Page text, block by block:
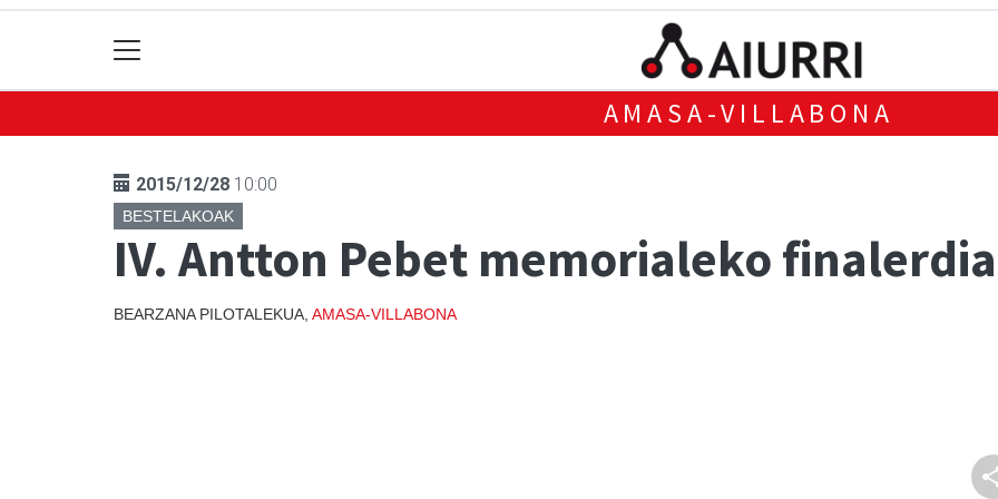
AMASA-VILLABONA
2015/12/28 10:00
BESTELAKOAK
IV. Antton Pebet memorialeko
BEARZANA PILOTALEKUA, AMASA-VILLABONA